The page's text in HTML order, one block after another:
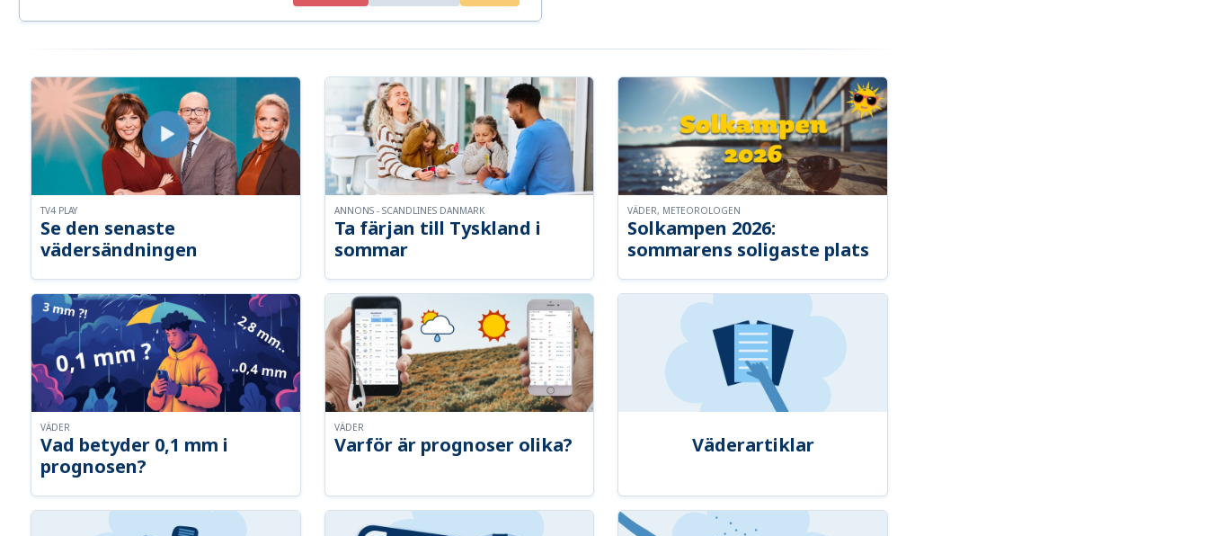
Se den senaste
vädersändningen
TV4 PLAY
Ta färjan till Tyskland i
sommar
ANNONS - SCANDLINES DANMARK
Solkampen 2026:
sommarens soligaste plats
VÄDER, METEOROLOGEN
Vad betyder 0,1 mm i
prognosen?
VÄDER
Varför är prognoser olika?
VÄDER
Väderartiklar